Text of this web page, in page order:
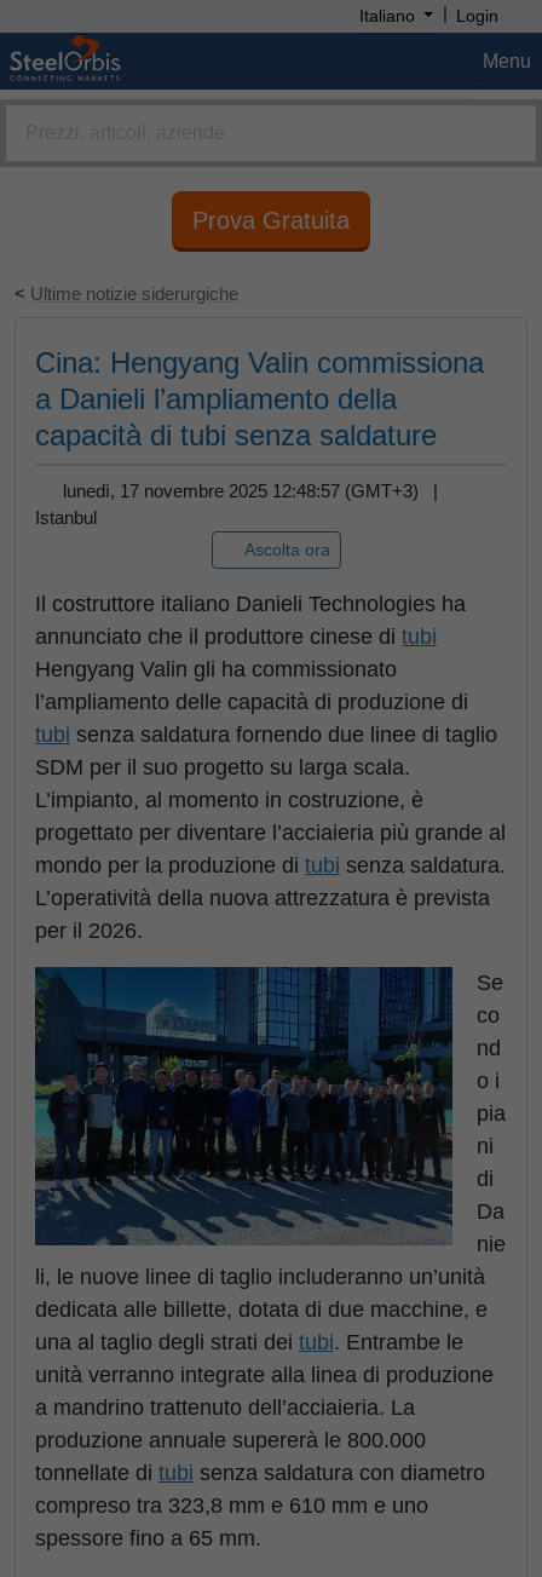
Italiano | Login
Menu
Prova Gratuita
< Ultime notizie siderurgiche
Cina: Hengyang Valin commissiona
a Danieli l’ampliamento della
capacità di tubi senza saldature
lunedì, 17 novembre 2025 12:48:57 (GMT+3) |
Istanbul
Ascolta ora
Il costruttore italiano Danieli Technologies ha
annunciato che il produttore cinese di tubi
Hengyang Valin gli ha commissionato
l’ampliamento delle capacità di produzione di
tubi senza saldatura fornendo due linee di taglio
SDM per il suo progetto su larga scala.
L’impianto, al momento in costruzione, è
progettato per diventare l’acciaieria più grande al
mondo per la produzione di tubi senza saldatura.
L’operatività della nuova attrezzatura è prevista
per il 2026.
Se
co
nd
o i
pia
ni
di
Da
nie
li, le nuove linee di taglio includeranno un’unità
dedicata alle billette, dotata di due macchine, e
una al taglio degli strati dei tubi. Entrambe le
unità verranno integrate alla linea di produzione
a mandrino trattenuto dell’acciaieria. La
produzione annuale supererà le 800.000
tonnellate di tubi senza saldatura con diametro
compreso tra 323,8 mm e 610 mm e uno
spessore fino a 65 mm.